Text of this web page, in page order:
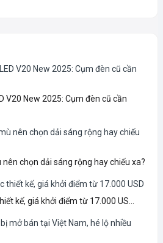
V20 New 2025: Cụm đèn cũ cần
chọn dải sáng rộng hay chiếu xa?
kế, giá khởi điểm từ 17.000 US...